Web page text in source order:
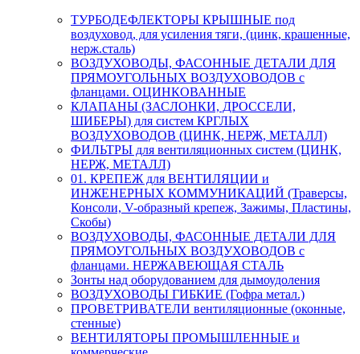
ТУРБОДЕФЛЕКТОРЫ КРЫШНЫЕ под
воздуховод, для усиления тяги, (цинк, крашенные,
нерж.сталь)
ВОЗДУХОВОДЫ, ФАСОННЫЕ ДЕТАЛИ ДЛЯ
ПРЯМОУГОЛЬНЫХ ВОЗДУХОВОДОВ с
фланцами. ОЦИНКОВАННЫЕ
КЛАПАНЫ (ЗАСЛОНКИ, ДРОССЕЛИ,
ШИБЕРЫ) для систем КРГЛЫХ
ВОЗДУХОВОДОВ (ЦИНК, НЕРЖ, МЕТАЛЛ)
ФИЛЬТРЫ для вентиляционных систем (ЦИНК,
НЕРЖ, МЕТАЛЛ)
01. КРЕПЕЖ для ВЕНТИЛЯЦИИ и
ИНЖЕНЕРНЫХ КОММУНИКАЦИЙ (Траверсы,
Консоли, V-образный крепеж, Зажимы, Пластины,
Скобы)
ВОЗДУХОВОДЫ, ФАСОННЫЕ ДЕТАЛИ ДЛЯ
ПРЯМОУГОЛЬНЫХ ВОЗДУХОВОДОВ с
фланцами. НЕРЖАВЕЮЩАЯ СТАЛЬ
Зонты над оборудованием для дымоудоления
ВОЗДУХОВОДЫ ГИБКИЕ (Гофра метал.)
ПРОВЕТРИВАТЕЛИ вентиляционные (оконные,
стенные)
ВЕНТИЛЯТОРЫ ПРОМЫШЛЕННЫЕ и